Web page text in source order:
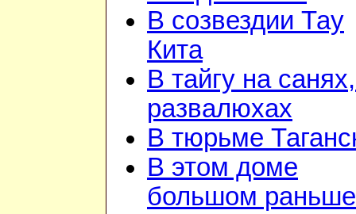
В созвездии Тау
Кита
В тайгу на
развалюхах
В тюрьме
В этом доме
большом раньше